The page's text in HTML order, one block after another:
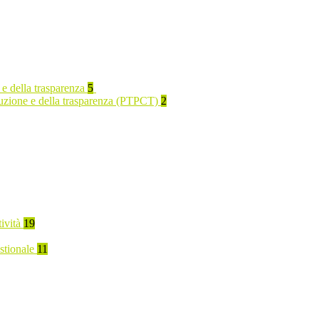
della trasparenza 5
e della trasparenza (PTPCT) 2
19
11